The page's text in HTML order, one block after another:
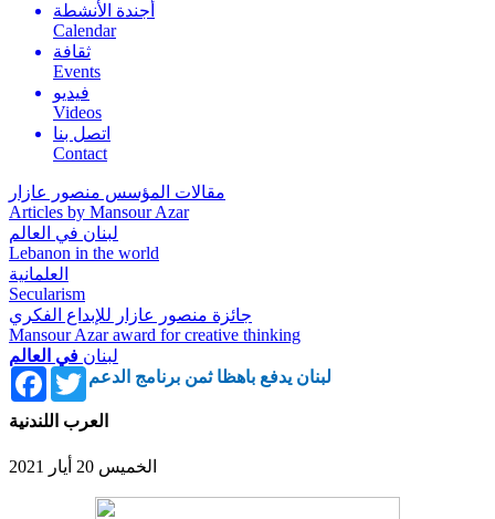
أجندة الأنشطة
Calendar
ثقافة
Events
فيديو
Videos
اتصل بنا
Contact
مقالات المؤسس منصور عازار
Articles by Mansour Azar
لبنان في العالم
Lebanon in the world
العلمانية
Secularism
جائزة منصور عازار للإبداع الفكري
Mansour Azar award for creative thinking
لبنان في العالم
Facebook
Twitter
لبنان يدفع باهظا ثمن برنامج الدعم
العرب اللندنية
الخميس 20 أيار 2021